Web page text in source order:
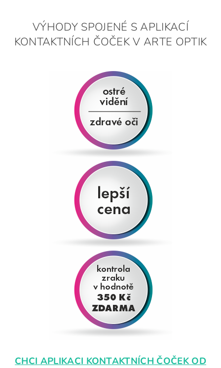
VÝHODY SPOJENÉ S APLIKACÍ
KONTAKTNÍCH ČOČEK V ARTE OPTIK
CHCI APLIKACI KONTAKTNÍCH ČOČEK OD